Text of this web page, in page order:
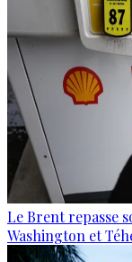
Le Brent repasse
Washington et